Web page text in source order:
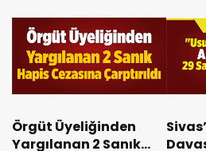
Çarptırıldı
Örgüt Üyeliğinden
Yargılanan 2 Sanık